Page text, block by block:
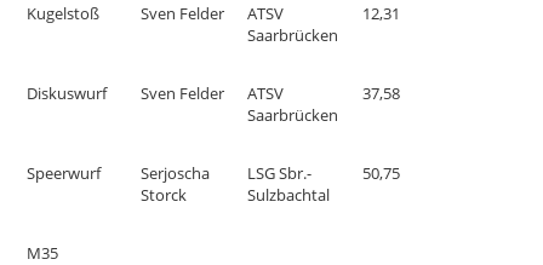
Kugelstoß Sven Felder
ATSV
Saarbrücken
12,31
Diskuswurf Sven Felder
ATSV
Saarbrücken
37,58
Speerwurf
Serjoscha
Storck
LSG Sbr.-
Sulzbachtal
50,75
M35